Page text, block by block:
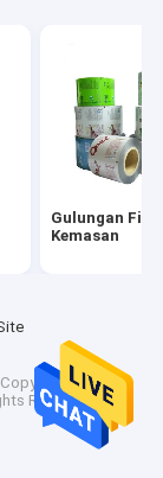
Gulungan Film
Kemasan
© 2026
Reserved.